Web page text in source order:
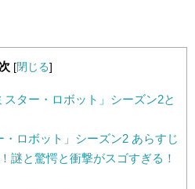
[閉じる]
ター・ロボット」シーズン2と
・ロボット」シーズン2 あらすじ
謎と驚愕と衝撃がスゴすぎる！